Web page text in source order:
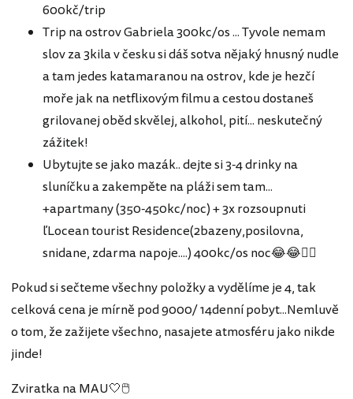
600kč/trip
Trip na ostrov Gabriela 300kc/os ... Tyvole nemam
slov za 3kila v česku si dáš sotva nějaký hnusný nudle
a tam jedes katamaranou na ostrov, kde je hezčí
moře jak na netflixovým filmu a cestou dostaneš
grilovanej oběd skvělej, alkohol, pití... neskutečný
zážitek!
Ubytujte se jako mazák.. dejte si 3-4 drinky na
sluníčku a zakempěte na pláži sem tam...
+apartmany (350-450kc/noc) + 3x rozsoupnuti
ľLocean tourist Residence(2bazeny,posilovna,
snidane, zdarma napoje....) 400kc/os noc😂😂✌🏽
Pokud si sečteme všechny položky a vydělíme je 4, tak
celková cena je mírně pod 9000/ 14denní pobyt...Nemluvě
o tom, že zažijete všechno, nasajete atmosféru jako nikde
jinde!
Zviratka na MAU🤍🖱